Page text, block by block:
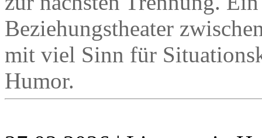
Beziehungstheater
mit viel Sinn für
Humor.